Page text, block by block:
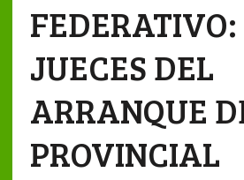
FEDERATIVO:
JUECES DEL
ARRANQUE
PROVINCIAL